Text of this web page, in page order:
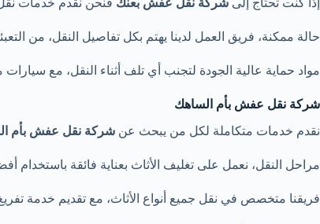
إذا كنت تحتاج إلى شركة نقل عفش بعنك فنحن نقدم خدمات
حالة ممكنة، فريق العمل لدينا يهتم بكل تفاصيل النقل، من
مواد حماية عالية الجودة لتجنب أي تلف أثناء النقل، مع
شركة نقل عفش بأم الساهك
نقدم خدمات متكاملة لكل من يبحث عن شركة نقل عفش بأم
مراحل النقل، نعمل على تغليف الأثاث بعناية فائقة
فريقنا متخصص في نقل جميع أنواع الأثاث، مع تقديم خدمة